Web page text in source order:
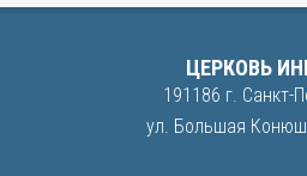
ЦЕРКОВЬ
191186 г. Санкт-
ул. Большая